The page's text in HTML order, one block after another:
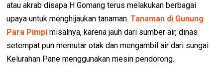
atau akrab disapa H Gomang terus melakukan berbagai
upaya untuk menghijaukan tanaman.Tanaman di Gunung
Para Pimpi misalnya, karena jauh dari sumber air, dinas
setempat pun memutar otak dan mengambil air dari sungai
Kelurahan Pane menggunakan mesin pendorong.